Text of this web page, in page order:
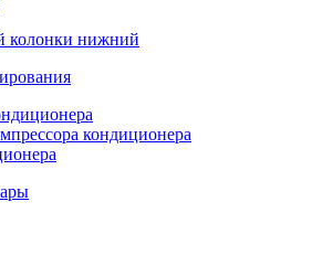
колонки нижний
кондиционера